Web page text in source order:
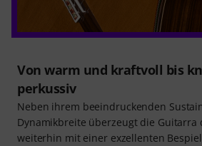
Von warm und kraftvoll bis
perkussiv
Neben ihrem beeindruckenden
Dynamikbreite überzeugt die Guitarra
weiterhin mit einer exzellenten